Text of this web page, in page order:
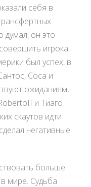
себя в
думал, он это
игрока
был успех, в
Соса и
ожиданиям,
и Тиаго
скаутов идти
негативные
больше
мире. Судьба